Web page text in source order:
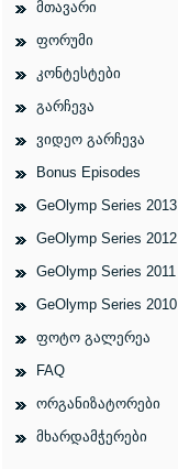
მთავარი
ფორუმი
კონტესტები
გარჩევა
ვიდეო გარჩევა
Bonus Episodes
GeOlymp Series 2013
GeOlymp Series 2012
GeOlymp Series 2011
GeOlymp Series 2010
ფოტო გალერეა
FAQ
ორგანიზატორები
მხარდამჭერები